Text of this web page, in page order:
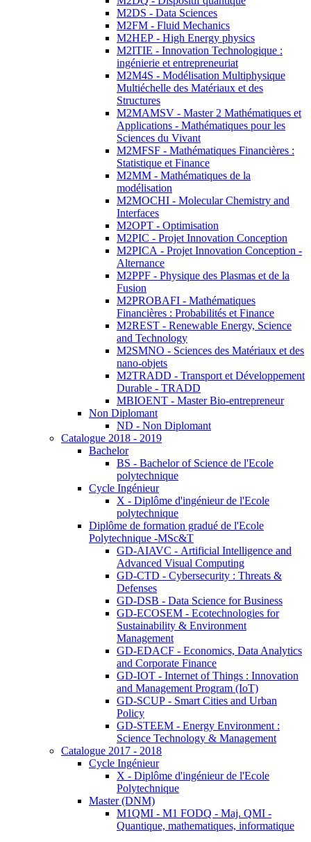
M2DS - Data Sciences
M2FM - Fluid Mechanics
M2HEP - High Energy physics
M2ITIE - Innovation Technologique :
ingénierie et entrepreneuriat
M2M4S - Modélisation Multiphysique
Multiéchelle des Matériaux et des
Structures
M2MAMSV - Master 2 Mathématiques et
Applications - Mathématiques pour les
Sciences du Vivant
M2MFSF - Mathématiques Financières :
Statistique et Finance
M2MM - Mathématiques de la
modélisation
M2MOCHI - Molecular Chemistry and
Interfaces
M2OPT - Optimisation
M2PIC - Projet Innovation Conception
M2PICA - Projet Innovation Conception -
Alternance
M2PPF - Physique des Plasmas et de la
Fusion
M2PROBAFI - Mathématiques
Financières : Probabilités et Finance
M2REST - Renewable Energy, Science
and Technology
M2SMNO - Sciences des Matériaux et des
nano-objets
M2TRADD - Transport et Développement
Durable - TRADD
MBIOENT - Master Bio-entrepreneur
Non Diplomant
ND - Non Diplomant
Catalogue 2018 - 2019
Bachelor
BS - Bachelor of Science de l'Ecole
polytechnique
Cycle Ingénieur
X - Diplôme d'ingénieur de l'Ecole
polytechnique
Diplôme de formation gradué de l'Ecole
Polytechnique -MSc&T
GD-AIAVC - Artificial Intelligence and
Advanced Visual Computing
GD-CTD - Cybersecurity : Threats &
Defenses
GD-DSB - Data Science for Business
GD-ECOSEM - Ecotechnologies for
Sustainability & Environment
Management
GD-EDACF - Economics, Data Analytics
and Corporate Finance
GD-IOT - Internet of Things : Innovation
and Management Program (IoT)
GD-SCUP - Smart Cities and Urban
Policy
GD-STEEM - Energy Environment :
Science Technology & Management
Catalogue 2017 - 2018
Cycle Ingénieur
X - Diplôme d'ingénieur de l'Ecole
Polytechnique
Master (DNM)
M1QMI - M1 FODQ - Maj. QMI -
Quantique, mathematiques, informatique